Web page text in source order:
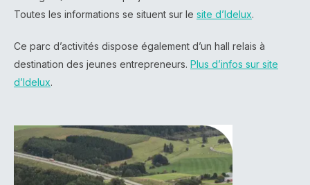
Toutes les informations se situent sur le site d’Idelux.
Ce parc d’activités dispose également d’un hall relais à
destination des jeunes entrepreneurs. Plus d’infos sur site
d’Idelux.